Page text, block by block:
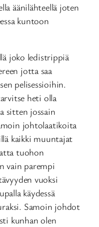
äänilähteellä joten
kuntoon
joko ledistrippiä
jotta saa
pelisessioihin.
heti olla
sitten jossain
johtolaatikoita
kaikki muuntajat
tuohon
vain parempi
vuoksi
käydessä
Samoin johdot
kunhan olen